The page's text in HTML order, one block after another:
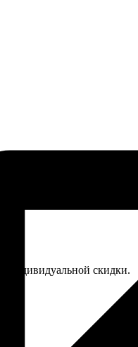
индивидуальной скидки.